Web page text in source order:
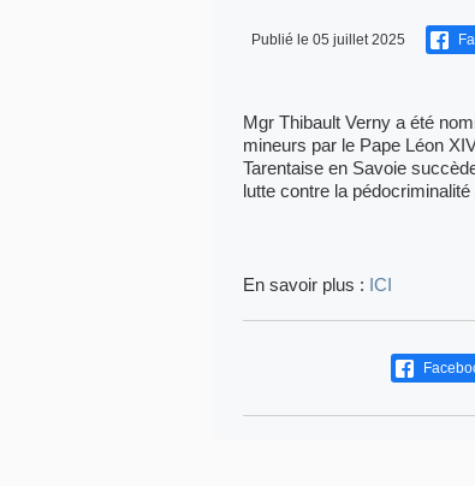
Publié le 05 juillet 2025
Mgr Thibault Verny a été
mineurs par le Pape Léon
Tarentaise en Savoie
lutte contre la
En savoir plus : ICI